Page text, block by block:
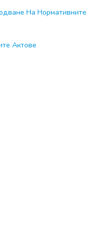
На Нормативните
Актове